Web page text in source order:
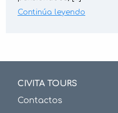
Continúa leyendo
CIVITA TOURS
Contactos